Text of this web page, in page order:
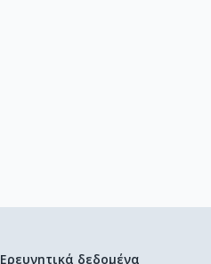
Ερευνητικά δεδομένα